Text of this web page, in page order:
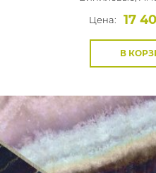
Цена:
17
В